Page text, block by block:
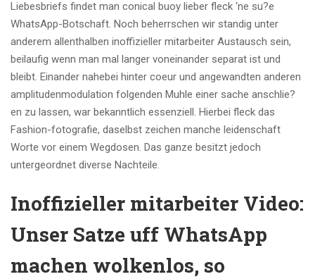
Liebesbriefs findet man conical buoy lieber fleck ‘ne su?e
WhatsApp-Botschaft. Noch beherrschen wir standig unter
anderem allenthalben inoffizieller mitarbeiter Austausch sein,
beilaufig wenn man mal langer voneinander separat ist und
bleibt. Einander nahebei hinter coeur und angewandten anderen
amplitudenmodulation folgenden Muhle einer sache anschlie?
en zu lassen, war bekanntlich essenziell. Hierbei fleck das
Fashion-fotografie, daselbst zeichen manche leidenschaft
Worte vor einem Wegdosen. Das ganze besitzt jedoch
untergeordnet diverse Nachteile.
Inoffizieller mitarbeiter Video:
Unser Satze uff WhatsApp
machen wolkenlos, so